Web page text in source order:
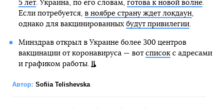
5 лет. Украина, по его словам, готова к новой волне.
Если потребуется, в ноябре страну ждет локдаун,
однако для вакцинированных будут привилегии.
Минздрав открыл в Украине более 300 центров
вакцинации от коронавируса — вот списокс адресами
и графиком работы.
Автор: Sofiia Telishevska